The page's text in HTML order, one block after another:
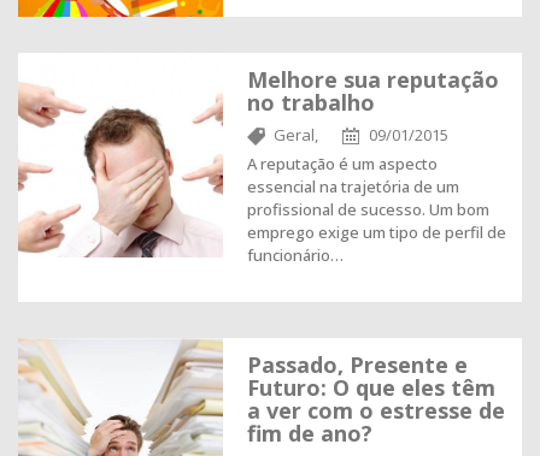
Melhore sua reputação
no trabalho
Geral,
09/01/2015
A reputação é um aspecto
essencial na trajetória de um
profissional de sucesso. Um bom
emprego exige um tipo de perfil de
funcionário…
Passado, Presente e
Futuro: O que eles têm
a ver com o estresse de
fim de ano?